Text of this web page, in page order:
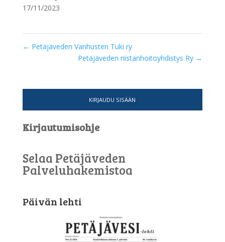
17/11/2023
← Petäjäveden Vanhusten Tuki ry
Petäjäveden riistanhoitoyhdistys Ry →
KIRJAUDU SISÄÄN
Kirjautumisohje
Selaa Petäjäveden
Palveluhakemistoa
Päivän lehti